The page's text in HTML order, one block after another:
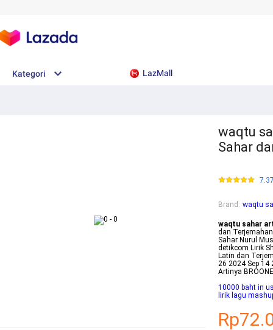
Kategori LazMall
waqtu
Sahar
Brand : waqtu
waqtu sahar
dan
Sahar Nurul
detikcom Lirik
Latin dan
26 2024 Sep 14
Artinya
10000 baht in
lirik lagu